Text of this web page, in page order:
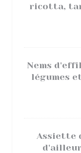
ricotta,
Nems
légumes
Assiette